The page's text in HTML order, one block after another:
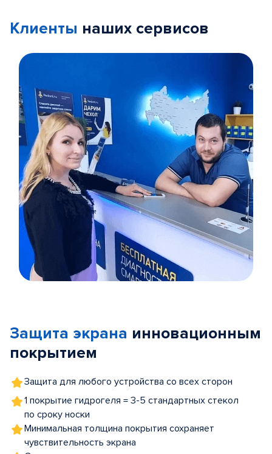
Клиенты наших сервисов
5
Защита экрана инновационным
покрытием
Защита для любого устройства со всех сторон
1 покрытие гидрогеля = 3-5 стандартных стекол
по сроку носки
Минимальная толщина покрытия сохраняет
чувствительность экрана